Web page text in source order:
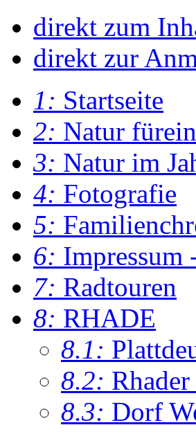
direkt zum
direkt zur
1: Startseite
2: Natur
3: Natur im
4: Fotografie
5:
6: Impressum
7: Radtouren
8: RHADE
8.1:
8.2:
8.3: Dorf